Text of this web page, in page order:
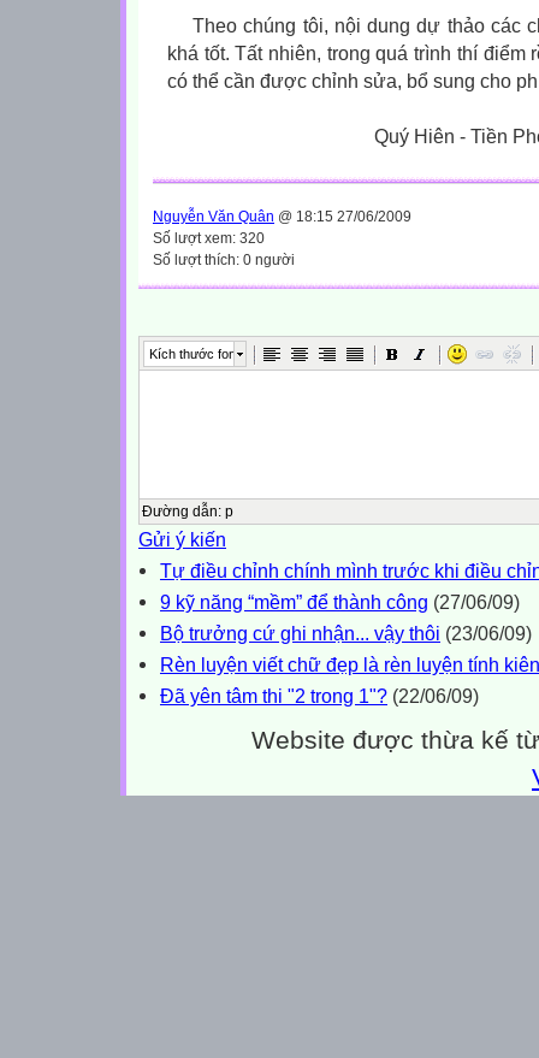
Theo chúng tôi, nội dung dự thảo các
khá tốt. Tất nhiên, trong quá trình thí điểm
có thể cần được chỉnh sửa, bổ sung cho
Quý Hiên - Tiền
Nguyễn Văn Quân @ 18:15 27/06/2009
Số lượt xem: 320
Số lượt thích: 0 người
Kích thước font
Đường dẫn: p
Gửi ý kiến
Tự điều chỉnh chính mình trước khi điều
9 kỹ năng “mềm” để thành công (27/06/09)
Bộ trưởng cứ ghi nhận... vậy thôi (23/06/09)
Rèn luyện viết chữ đẹp là rèn luyện tính
Đã yên tâm thi "2 trong 1"? (22/06/09)
Website được thừa kế